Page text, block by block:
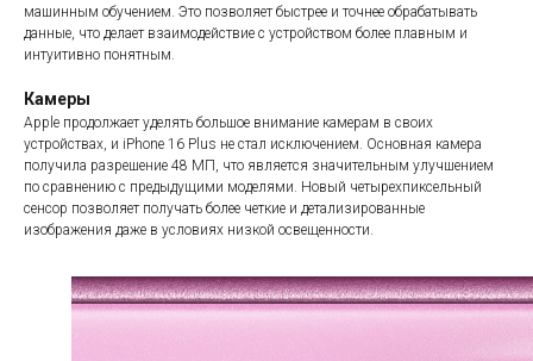
машинным обучением. Это позволяет быстрее и точнее обрабатывать
данные, что делает взаимодействие с устройством более плавным и
интуитивно понятным.
Камеры
Apple продолжает уделять большое внимание камерам в своих
устройствах, и iPhone 16 Plus не стал исключением. Основная камера
получила разрешение 48 МП, что является значительным улучшением
по сравнению с предыдущими моделями. Новый четырехпиксельный
сенсор позволяет получать более четкие и детализированные
изображения даже в условиях низкой освещенности.